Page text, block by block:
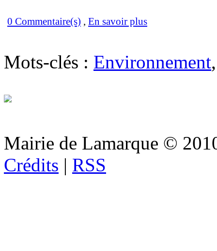
0 Commentaire(s) , En savoir plus
Mots-clés : Environnement
Mairie de Lamarque ©
Crédits | RSS